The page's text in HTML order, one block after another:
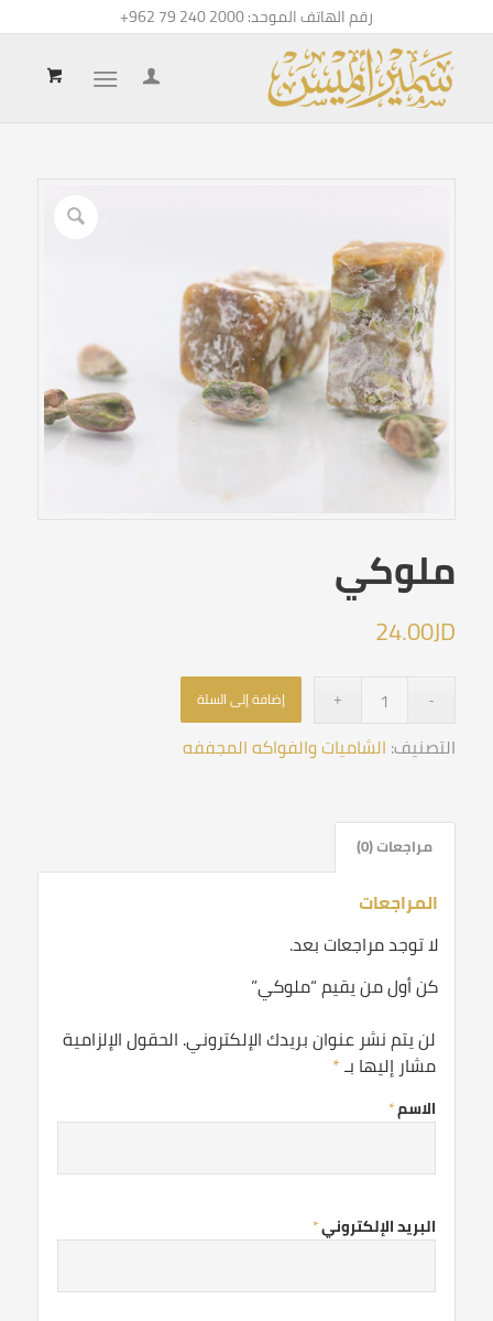
رقم الهاتف الموحد:+962 79 240 2000
ملوكي
24.00JD
إضافة إلى السلة
التصنيف: الشاميات والفواكه المجففه
مراجعات (0)
المراجعات
لا توجد مراجعات بعد.
كن أول من يقيم “ملوكي”
لن يتم نشر عنوان بريدك الإلكتروني. الحقول الإلزامية
مشار إليها بـ*
الاسم*
البريد الإلكتروني*